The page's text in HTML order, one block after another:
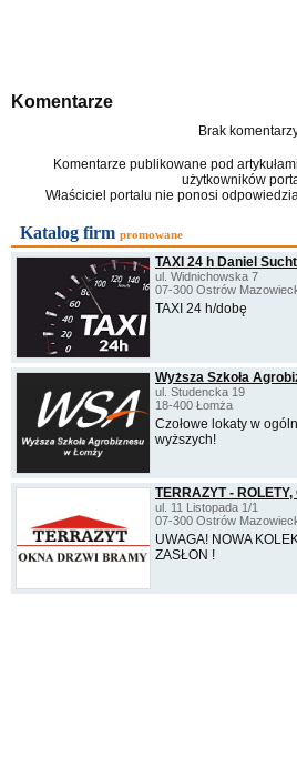
Komentarze
Brak
Komentarze publikowane pod
użytkowników
Właściciel portalu nie ponosi
Katalog firm promowane
TAXI 24 h Daniel
ul. Widnichowska 7
07-300 Ostrów
TAXI 24 h/dobę
Wyższa Szkoła
ul. Studencka 19
18-400 Łomża
Czołowe lokaty w
wyższych!
TERRAZYT -
ul. 11 Listopada 1/1
07-300 Ostrów
UWAGA! NOWA
ZASŁON !